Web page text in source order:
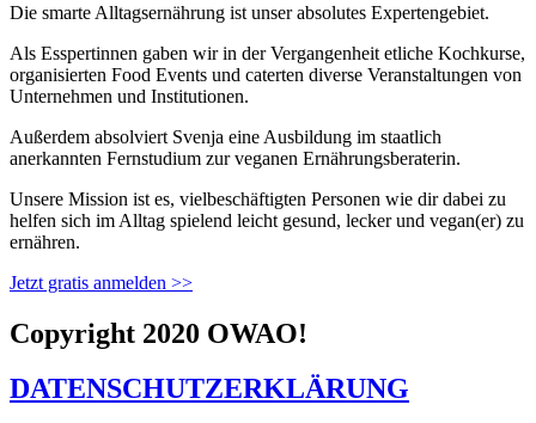
Die smarte Alltagsernährung ist unser absolutes Expertengebiet.
Als Esspertinnen gaben wir in der Vergangenheit etliche Kochkurse,
organisierten Food Events und caterten diverse Veranstaltungen von
Unternehmen und Institutionen.
Außerdem absolviert Svenja eine Ausbildung im staatlich
anerkannten Fernstudium zur veganen Ernährungsberaterin.
Unsere Mission ist es, vielbeschäftigten Personen wie dir dabei zu
helfen sich im Alltag spielend leicht gesund, lecker und vegan(er) zu
ernähren.
Jetzt gratis anmelden >>
Copyright 2020 OWAO!
DATENSCHUTZERKLÄRUNG